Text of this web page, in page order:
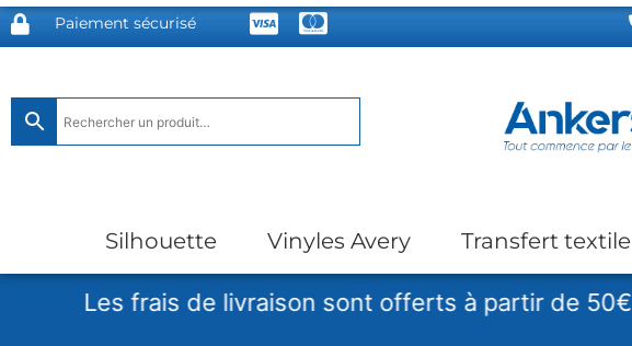
Paiement sécurisé
Silhouette Vinyles Avery Transfert textile
frais de livraison sont offerts à partir de 50€ T.T.C